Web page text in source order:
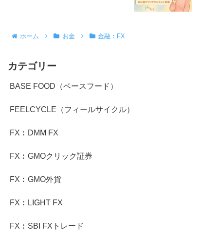
ホーム お金 金融︰FX
カテゴリー
BASE FOOD（ベースフード）
FEELCYCLE（フィールサイクル）
FX︰DMM FX
FX︰GMOクリック証券
FX︰GMO外貨
FX︰LIGHT FX
FX︰SBI FXトレード